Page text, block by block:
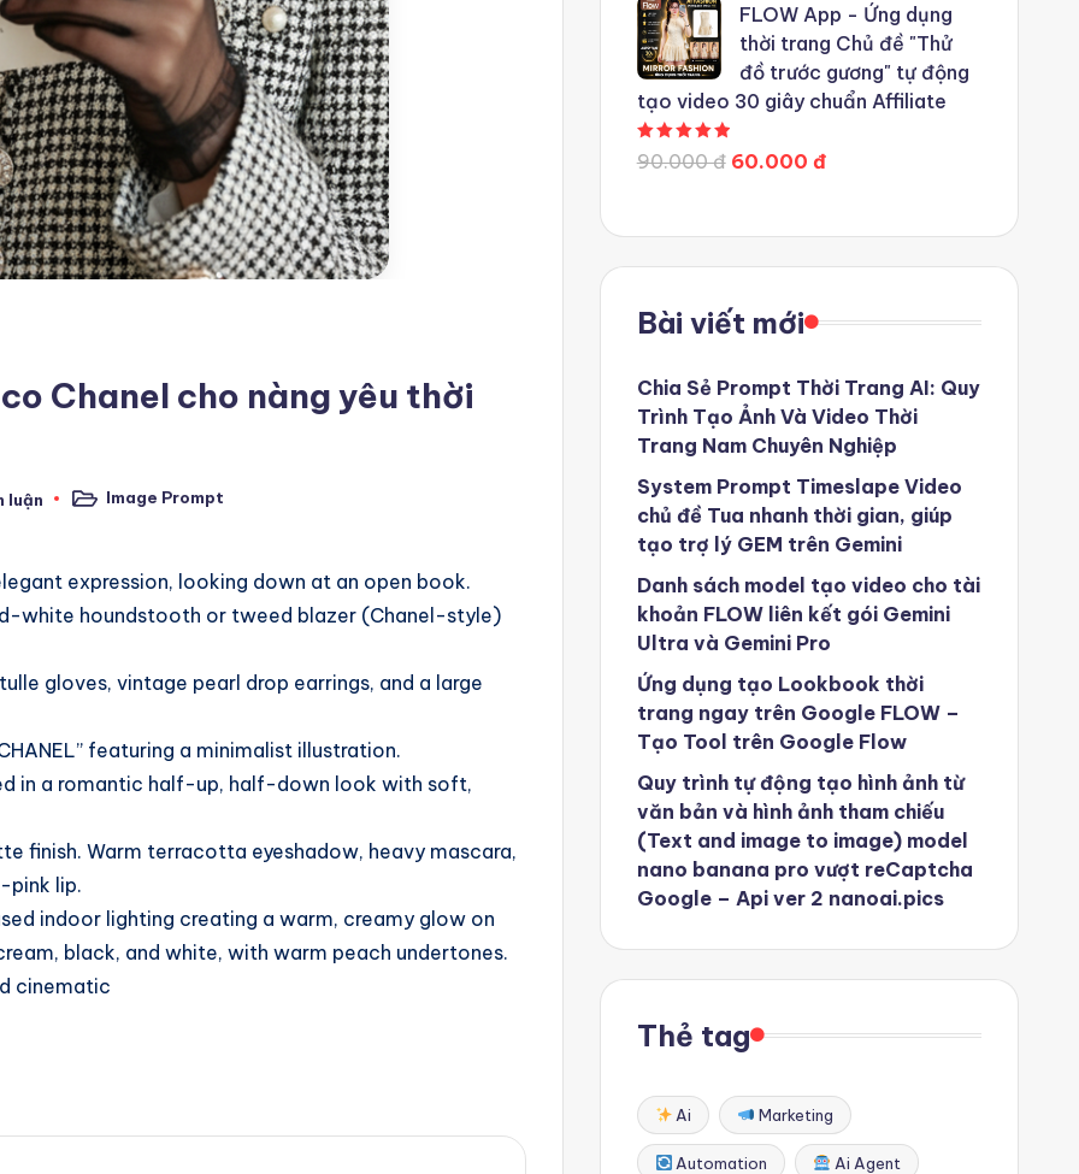
Chanel cho nàng yêu thời
luận
PostedImage Prompt
expression, looking down at an open book.
white houndstooth or tweed blazer (Chanel-style)
gloves, vintage pearl drop earrings, and a large
featuring a minimalist illustration.
in a romantic half-up, half-down look with soft,
finish. Warm terracotta eyeshadow, heavy mascara,
pink lip.
indoor lighting creating a warm, creamy glow on
black, and white, with warm peach undertones.
cinematic
FLOW App - Ứng dụng
thời trang Chủ đề "Thử
đồ trước gương" tự động
tạo video 30 giây chuẩn Affiliate
90.000 đ 60.000 đ
Bài viết mới
Chia Sẻ Prompt Thời Trang AI: Quy
Trình Tạo Ảnh Và Video Thời
Trang Nam Chuyên Nghiệp
System Prompt Timeslape Video
chủ đề Tua nhanh thời gian, giúp
tạo trợ lý GEM trên Gemini
Danh sách model tạo video cho tài
khoản FLOW liên kết gói Gemini
Ultra và Gemini Pro
Ứng dụng tạo Lookbook thời
trang ngay trên Google FLOW –
Tạo Tool trên Google Flow
Quy trình tự động tạo hình ảnh từ
văn bản và hình ảnh tham chiếu
(Text and image to image) model
nano banana pro vượt reCaptcha
Google – Api ver 2 nanoai.pics
Thẻ tag
Ai Marketing
Automation Ai Agent